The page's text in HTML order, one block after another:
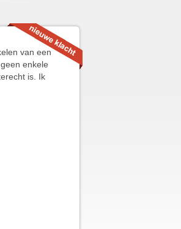
van een
enkele
is. Ik